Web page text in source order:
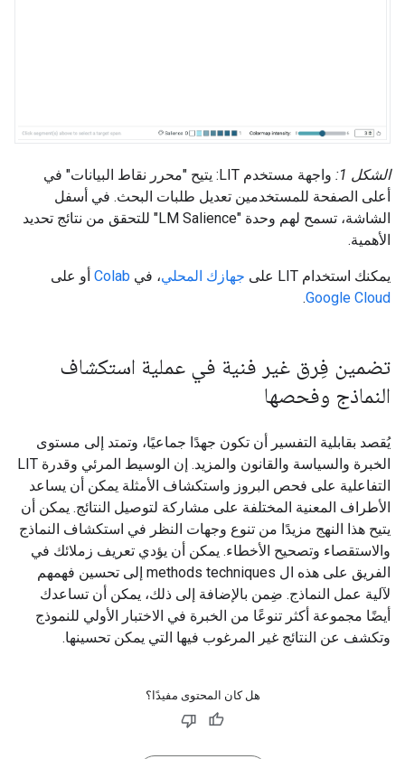
الشكل 1:
واجهة مستخدم LIT: يتيح "محرر نقاط البيانات" في
أعلى الصفحة للمستخدمين تعديل طلبات البحث. في أسفل
الشاشة، تسمح لهم وحدة "LM Salience" للتحقق من نتائج تحديد
الأهمية.
يمكنك استخدام LIT على جهازك المحلي، في Colab أو على
Google Cloud
.
تضمين فِرق غير فنية في عملية استكشاف
النماذج وفحصها
يُقصد بقابلية التفسير أن تكون جهدًا جماعيًا، وتمتد إلى مستوى
الخبرة والسياسة والقانون والمزيد. إن الوسيط المرئي وقدرة LIT
التفاعلية على فحص البروز واستكشاف الأمثلة يمكن أن يساعد
الأطراف المعنية المختلفة على مشاركة لتوصيل النتائج. يمكن أن
يتيح هذا النهج مزيدًا من تنوع وجهات النظر في استكشاف النماذج
والاستقصاء وتصحيح الأخطاء. يمكن أن يؤدي تعريف زملائك في
الفريق على هذه ال methods techniques إلى تحسين فهمهم
لآلية عمل النماذج. ضِمن بالإضافة إلى ذلك، يمكن أن تساعدك
أيضًا مجموعة أكثر تنوعًا من الخبرة في الاختبار الأولي للنموذج
وتكشف عن النتائج غير المرغوب فيها التي يمكن تحسينها.
هل كان المحتوى مفيدًا؟